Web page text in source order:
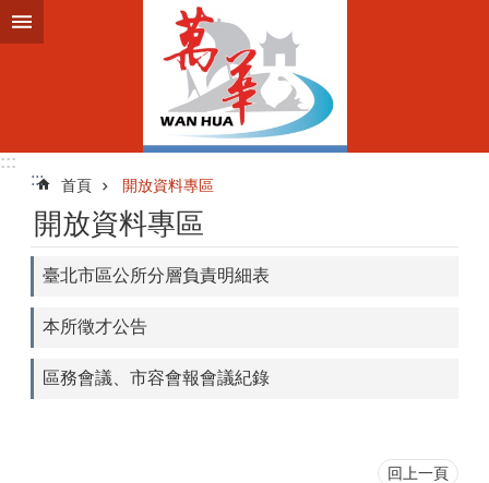
跳到主要內容區塊
:::
:::
首頁 開放資料專區
開放資料專區
臺北市區公所分層負責明細表
本所徵才公告
區務會議、市容會報會議紀錄
回上一頁